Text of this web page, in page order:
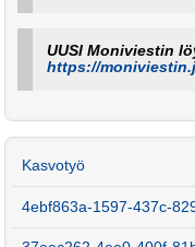
UUSI Moniviestin
https://
Kasvotyö
4ebf863a-1597-437c-